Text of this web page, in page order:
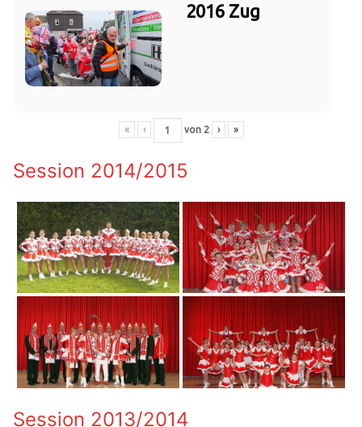
2016 Zug
« ‹ von 2 › »
Session 2014/2015
Session 2013/2014